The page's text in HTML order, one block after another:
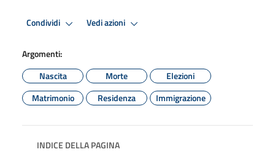
Condividi Vedi azioni
Argomenti:
Nascita
Morte
Elezioni
Matrimonio
Residenza Immigrazione
INDICE DELLA PAGINA